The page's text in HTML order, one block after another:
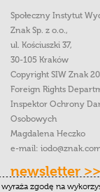
Społeczny Instytut
Znak Sp. z o.o.,
ul. Kościuszki 37,
30-105 Kraków
Copyright SIW Znak
Foreign Rights
Inspektor Ochrony
Osobowych
Magdalena Heczko
e-mail:
newsletter >>
zgodę na